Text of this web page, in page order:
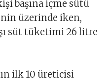
başına içme sütü
üzerinde iken,
süt tüketimi 26 litre
ilk 10 üreticisi